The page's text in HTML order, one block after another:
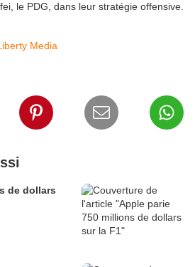
le PDG, dans leur stratégie offensive.
Media
de dollars